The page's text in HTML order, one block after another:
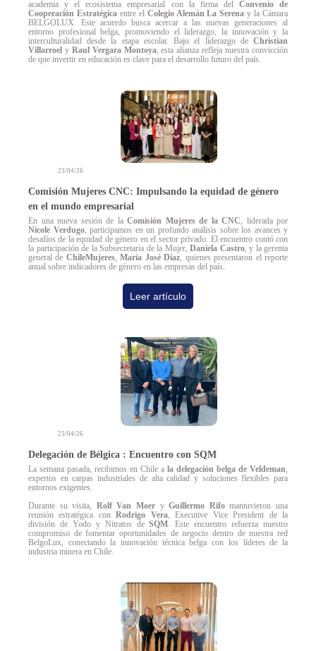
academia y el ecosistema empresarial con la firma del Convenio de
Cooperación Estratégicaentre el Colegio Alemán La Serena y la Cámara
BELGOLUX. Este acuerdo busca acercar a las nuevas generaciones al
entorno profesional belga, promoviendo el liderazgo, la innovación y la
interculturalidad desde la etapa escolar. Bajo el liderazgo de Christian
Villarroel y Raul Vergara Montoya, esta alianza refleja nuestra convicción
de que invertir en educación es clave para el desarrollo futuro del país.
23/04/26
Comisión Mujeres CNC: Impulsando la equidad de género
en el mundo empresarial
En una nueva sesión de la Comisión Mujeres de la CNC, liderada por
Nicole Verdugo, participamos en un profundo análisis sobre los avances y
desafíos de la equidad de género en el sector privado. El encuentro contó con
la participación de la Subsecretaria de la Mujer, Daniela Castro, y la gerenta
general de ChileMujeres,María José Díaz, quienes presentaron el reporte
anual sobre indicadores de género en las empresas del país.
Leer artículo
23/04/26
Delegación de Bélgica : Encuentro con SQM
La semana pasada, recibimos en Chile a la delegación belga de Veldeman,
expertos en carpas industriales de alta calidad y soluciones flexibles para
entornos exigentes.
Durante su visita, Rolf Van Moer yGuillermo Rifomantuvieron una
reunión estratégica conRodrigo Vera, Executive Vice President de la
división de Yodo y Nitratos deSQM. Este encuentro refuerza nuestro
compromiso de fomentar oportunidades de negocio dentro de nuestra red
BelgoLux, conectando la innovación técnica belga con los líderes de la
industria minera en Chile.